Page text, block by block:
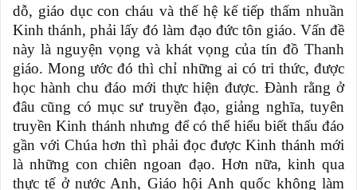
dỗ, giáo dục con cháu và thế hệ kế tiếp thấm nhuần
Kinh thánh, phải lấy đó làm đạo đức tôn giáo. Vấn đề
này là nguyện vọng và khát vọng của tín đồ Thanh
giáo. Mong ước đó thì chỉ những ai có tri thức, được
học hành chu đáo mới thực hiện được. Đành rằng ở
đâu cũng có mục sư truyền đạo, giảng nghĩa, tuyên
truyền Kinh thánh nhưng để có thể hiểu biết thấu đáo
gần với Chúa hơn thì phải đọc được Kinh thánh mới
là những con chiên ngoan đạo. Hơn nữa, kinh qua
thực tế ở nước Anh, Giáo hội Anh quốc không làm